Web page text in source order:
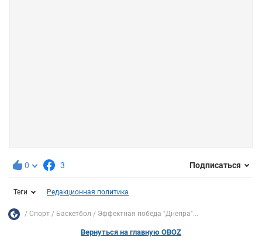
0 3 Подписаться
Теги Редакционная политика
Спорт Баскетбол Эффектная победа "Днепра"...
Вернуться на главную OBOZ